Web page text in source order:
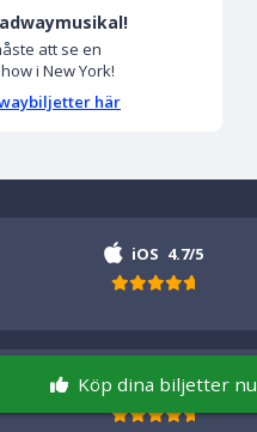
Köp dina biljetter nu
att se en
i New York!
här
iOS 4.7/5
Android 4.8/5